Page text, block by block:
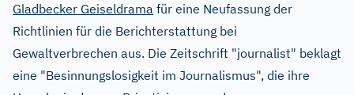
Gladbecker Geiseldrama für eine Neufassung der
Richtlinien für die Berichterstattung bei
Gewaltverbrechen aus. Die Zeitschrift "journalist" beklagt
eine "Besinnungslosigkeit im Journalismus", die ihre